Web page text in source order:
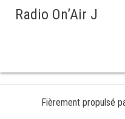
Radio On’Air J
Fièrement propulsé